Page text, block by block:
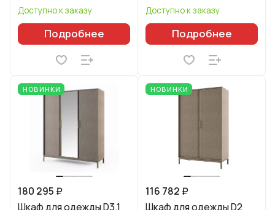
Доступно к заказу
Подробнее
Доступно к заказу
Подробнее
НОВИНКИ
180 295 ₽
Шкаф для одежды D3.1
НОВИНКИ
116 782 ₽
Шкаф для одежды D2